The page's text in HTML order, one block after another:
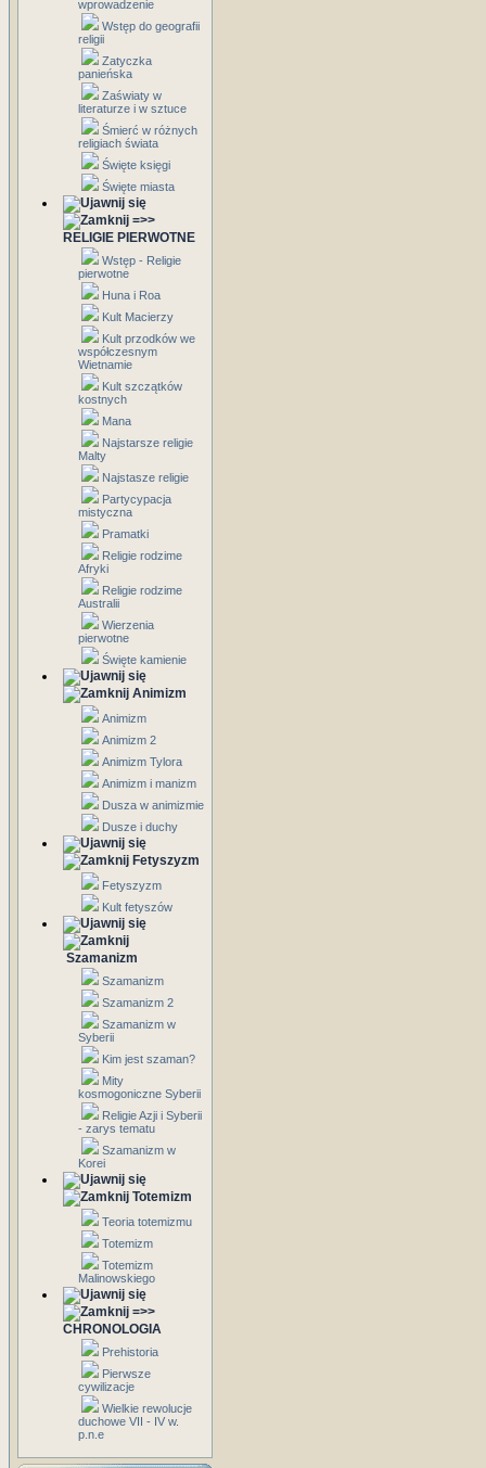
wprowadzenie
Wstęp do geografii
religii
Zatyczka
panieńska
Zaświaty w
literaturze i w sztuce
Śmierć w różnych
religiach świata
Święte księgi
Święte miasta
=>>
RELIGIE PIERWOTNE
Wstęp - Religie
pierwotne
Huna i Roa
Kult Macierzy
Kult przodków we
współczesnym
Wietnamie
Kult szczątków
kostnych
Mana
Najstarsze religie
Malty
Najstasze religie
Partycypacja
mistyczna
Pramatki
Religie rodzime
Afryki
Religie rodzime
Australii
Wierzenia
pierwotne
Święte kamienie
Animizm
Animizm
Animizm 2
Animizm Tylora
Animizm i manizm
Dusza w animizmie
Dusze i duchy
Fetyszyzm
Fetyszyzm
Kult fetyszów
Szamanizm
Szamanizm
Szamanizm 2
Szamanizm w
Syberii
Kim jest szaman?
Mity
kosmogoniczne Syberii
Religie Azji i Syberii
- zarys tematu
Szamanizm w
Korei
Totemizm
Teoria totemizmu
Totemizm
Totemizm
Malinowskiego
=>>
CHRONOLOGIA
Prehistoria
Pierwsze
cywilizacje
Wielkie rewolucje
duchowe VII - IV w.
p.n.e